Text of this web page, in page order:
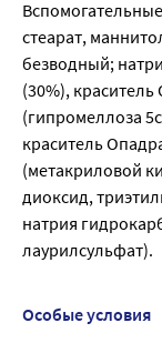
стеарат,
безводный;
(30%),
(гипромеллоза
краситель
(метакриловой
диоксид,
натрия
лаурилсульфат).
Особые условия